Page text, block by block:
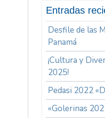
Entradas
Desfile de las
Panamá
¡Cultura y
2025!
Pedasi 2022
«Golerinas